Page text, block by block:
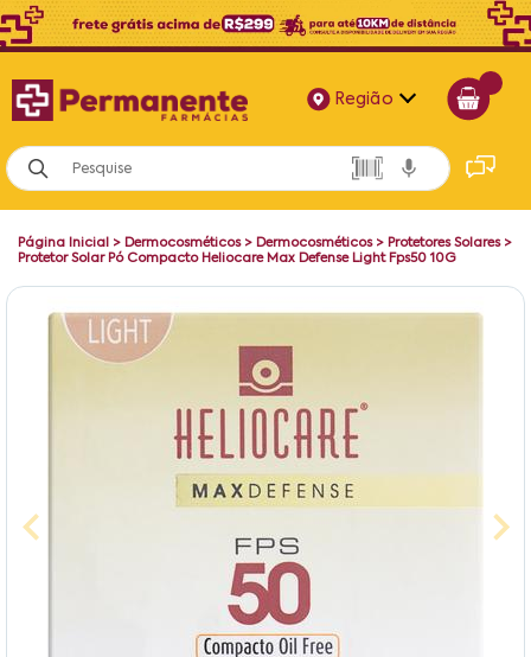
Região
Alagoas
Bahia
Paraíba
Página Inicial > Dermocosméticos> Dermocosméticos> Protetores Solares>
Protetor Solar Pó Compacto Heliocare Max Defense Light Fps50 10G